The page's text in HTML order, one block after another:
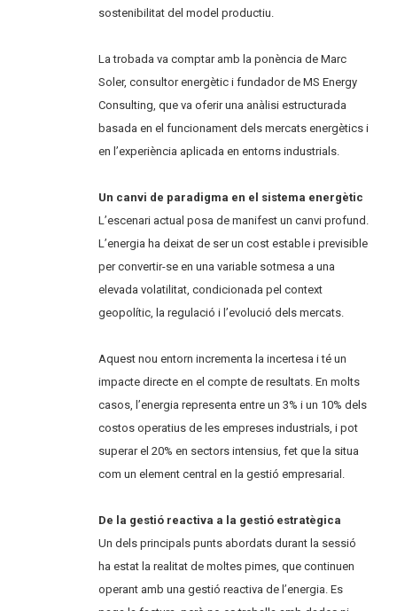
sostenibilitat del model productiu.
La trobada va comptar amb la ponència de Marc
Soler, consultor energètic i fundador de MS Energy
Consulting, que va oferir una anàlisi estructurada
basada en el funcionament dels mercats energètics i
en l’experiència aplicada en entorns industrials.
Un canvi de paradigma en el sistema energètic
L’escenari actual posa de manifest un canvi profund.
L’energia ha deixat de ser un cost estable i previsible
per convertir-se en una variable sotmesa a una
elevada volatilitat, condicionada pel context
geopolític, la regulació i l’evolució dels mercats.
Aquest nou entorn incrementa la incertesa i té un
impacte directe en el compte de resultats. En molts
casos, l’energia representa entre un 3% i un 10% dels
costos operatius de les empreses industrials, i pot
superar el 20% en sectors intensius, fet que la situa
com un element central en la gestió empresarial.
De la gestió reactiva a la gestió estratègica
Un dels principals punts abordats durant la sessió
ha estat la realitat de moltes pimes, que continuen
operant amb una gestió reactiva de l’energia. Es